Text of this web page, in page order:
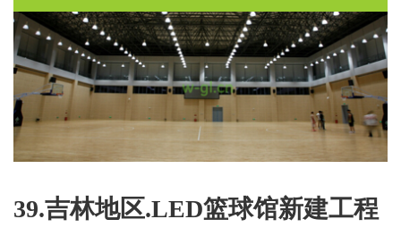
39.吉林地区.LED篮球馆新建工程